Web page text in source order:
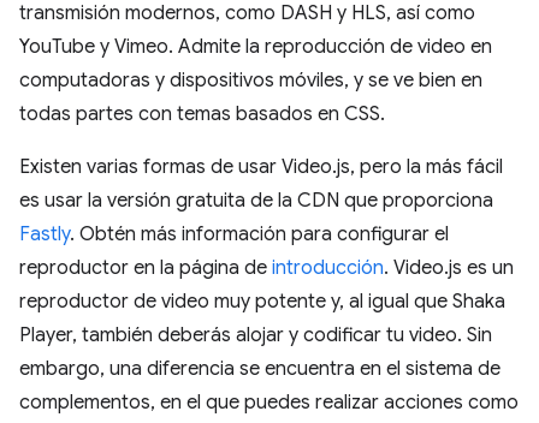
transmisión modernos, como DASH y HLS, así como
YouTube y Vimeo. Admite la reproducción de video en
computadoras y dispositivos móviles, y se ve bien en
todas partes con temas basados en CSS.
Existen varias formas de usar Video.js, pero la más fácil
es usar la versión gratuita de la CDN que proporciona
Fastly. Obtén más información para configurar el
reproductor en la página de introducción. Video.js es un
reproductor de video muy potente y, al igual que Shaka
Player, también deberás alojar y codificar tu video. Sin
embargo, una diferencia se encuentra en el sistema de
complementos, en el que puedes realizar acciones como